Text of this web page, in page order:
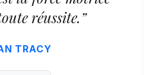
réussite.”
TRACY